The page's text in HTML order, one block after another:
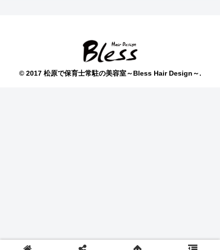
© 2017 松原で保育士常駐の美容室～Bless Hair Design～.